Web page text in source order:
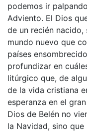
podemos ir
Adviento. El Dios
de un recién
mundo nuevo que
países
profundizar en
litúrgico que, de
de la vida cristiana
esperanza en el
Dios de Belén no
la Navidad, sino